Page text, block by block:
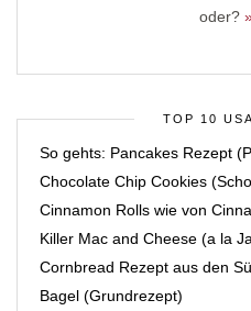
oder?
TOP 10
So gehts: Pancakes Rezept
Chocolate Chip Cookies
Cinnamon Rolls wie von
Killer Mac and Cheese (a la
Cornbread Rezept aus den
Bagel (Grundrezept)